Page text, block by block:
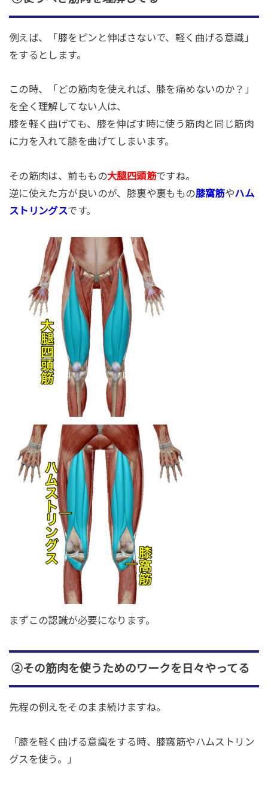
例えば、「膝をピンと伸ばさないで、軽く曲げる意識」
をするとします。
この時、「どの筋肉を使えれば、膝を痛めないのか？」
を全く理解してない人は、
膝を軽く曲げても、膝を伸ばす時に使う筋肉と同じ筋肉
に力を入れて膝を曲げてしまいます。
その筋肉は、前ももの大腿四頭筋ですね。
逆に使えた方が良いのが、膝裏や裏ももの膝窩筋やハム
ストリングスです。
まずこの認識が必要になります。
②その筋肉を使うためのワークを日々やってる
先程の例えをそのまま続けますね。
「膝を軽く曲げる意識をする時、膝窩筋やハムストリン
グスを使う。」